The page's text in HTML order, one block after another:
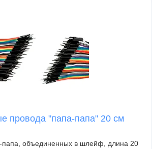
провода "папа-папа" 20 см
папа, объединенных в шлейф, длина 20